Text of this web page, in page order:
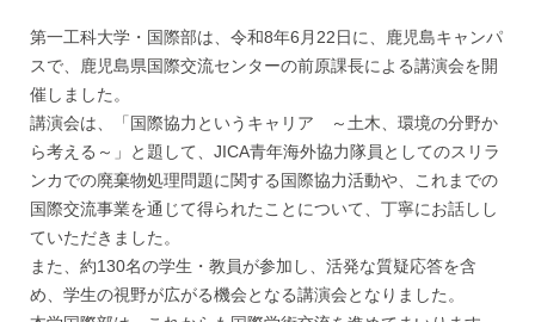
第一工科大学・国際部は、令和8年6月22日に、鹿児島キャンパ
スで、鹿児島県国際交流センターの前原課長による講演会を開
催しました。
講演会は、「国際協力というキャリア ～土木、環境の分野か
ら考える～」と題して、JICA青年海外協力隊員としてのスリラ
ンカでの廃棄物処理問題に関する国際協力活動や、これまでの
国際交流事業を通じて得られたことについて、丁寧にお話しし
ていただきました。
また、約130名の学生・教員が参加し、活発な質疑応答を含
め、学生の視野が広がる機会となる講演会となりました。